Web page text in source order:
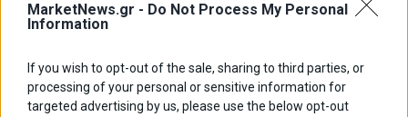
MarketNews.gr - Do Not Process My Personal
Information
If you wish to opt-out of the sale, sharing to third parties, or
processing of your personal or sensitive information for
targeted advertising by us, please use the below opt-out